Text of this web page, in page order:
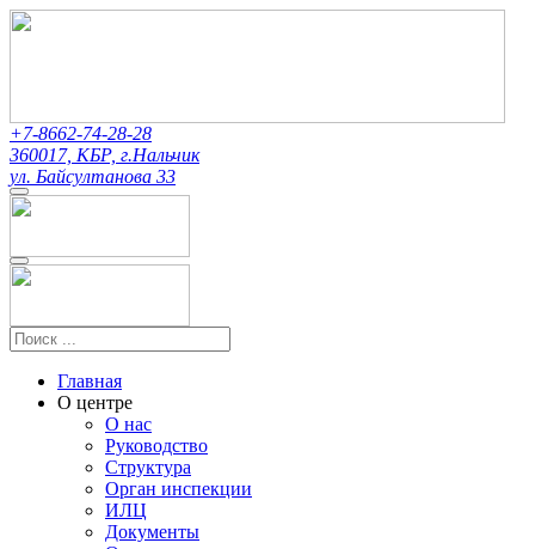
+7-8662-74-28-28
360017, КБР, г.Нальчик
ул. Байсултанова 33
Главная
О центре
О нас
Руководство
Структура
Орган инспекции
ИЛЦ
Документы